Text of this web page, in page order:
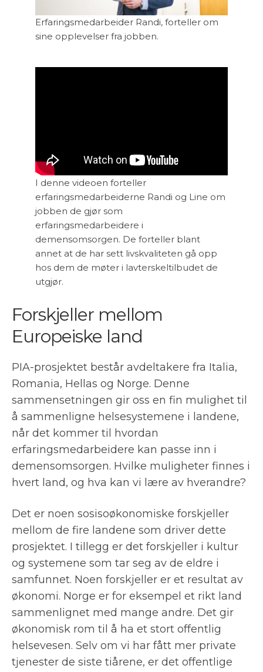
Erfaringsmedarbeider Randi, forteller om
sine opplevelser fra jobben.
I denne videoen forteller
erfaringsmedarbeiderne Randi og Line om
jobben de gjør som
erfaringsmedarbeidere i
demensomsorgen. De forteller blant
annet at de har sett livskvaliteten gå opp
hos dem de møter i lavterskeltilbudet de
utgjør.
Forskjeller mellom
Europeiske land
PIA-prosjektet består avdeltakere fra Italia,
Romania, Hellas og Norge. Denne
sammensetningen gir oss en fin mulighet til
å sammenligne helsesystemene i landene,
når det kommer til hvordan
erfaringsmedarbeidere kan passe inn i
demensomsorgen. Hvilke muligheter finnes i
hvert land, og hva kan vi lære av hverandre?
Det er noen sosisoøkonomiske forskjeller
mellom de fire landene som driver dette
prosjektet. I tillegg er det forskjeller i kultur
og systemene som tar seg av de eldre i
samfunnet. Noen forskjeller er et resultat av
økonomi. Norge er for eksempel et rikt land
sammenlignet med mange andre. Det gir
økonomisk rom til å ha et stort offentlig
helsevesen. Selv om vi har fått mer private
tjenester de siste tiårene, er det offentlige